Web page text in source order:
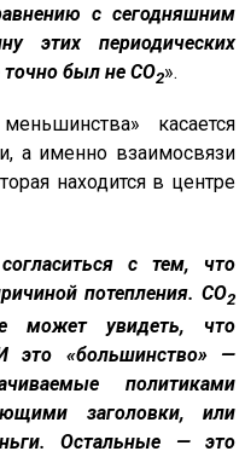
с сегодняшним
этих периодических
был не CO2».
касается
а именно взаимосвязи
находится в центре
с тем, что
потепления. CO2
может увидеть, что
это «большинство» —
политиками
заголовки, или
Остальные — это